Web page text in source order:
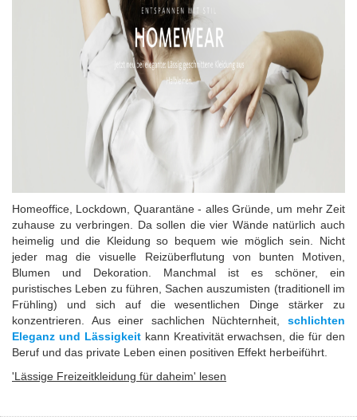
Homeoffice, Lockdown, Quarantäne - alles Gründe, um mehr Zeit
zuhause zu verbringen. Da sollen die vier Wände natürlich auch
heimelig und die Kleidung so bequem wie möglich sein. Nicht
jeder mag die visuelle Reizüberflutung von bunten Motiven,
Blumen und Dekoration. Manchmal ist es schöner, ein
puristisches Leben zu führen, Sachen auszumisten (traditionell im
Frühling) und sich auf die wesentlichen Dinge stärker zu
konzentrieren. Aus einer sachlichen Nüchternheit, schlichten
Eleganz und Lässigkeitkann Kreativität erwachsen, die für den
Beruf und das private Leben einen positiven Effekt herbeiführt.
'Lässige Freizeitkleidung für daheim' lesen